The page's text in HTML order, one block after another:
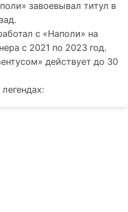
завоевывал титул в
с «Наполи» на
с 2021 по 2023 год.
действует до 30